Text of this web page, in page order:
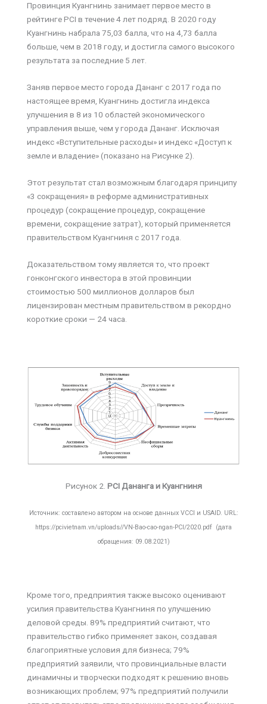
Провинция Куангнинь занимает первое место в
рейтинге PCI в течение 4 лет подряд. В 2020 году
Куангнинь набрала 75,03 балла, что на 4,73 балла
больше, чем в 2018 году, и достигла самого высокого
результата за последние 5 лет.
Заняв первое место города Дананг с 2017 года по
настоящее время, Куангнинь достигла индекса
улучшения в 8 из 10 областей экономического
управления выше, чем у города Дананг. Исключая
индекс «Вступительные расходы» и индекс «Доступ к
земле и владение» (показано на Рисунке 2).
Этот результат стал возможным благодаря принципу
«3 сокращения» в реформе административных
процедур (сокращение процедур, сокращение
времени, сокращение затрат), который применяется
правительством Куангниня с 2017 года.
Доказательством тому является то, что проект
гонконгского инвестора в этой провинции
стоимостью 500 миллионов долларов был
лицензирован местным правительством в рекордно
короткие сроки — 24 часа.
Рисунок 2. PCI Дананга и Куангниня
Источник: составлено автором на основе данных VCCI и USAID. URL:
https://pcivietnam.vn/uploads//VN-Bao-cao-ngan-PCI/2020.pdf (дата
обращения: 09.08.2021)
Кроме того, предприятия также высоко оценивают
усилия правительства Куангниня по улучшению
деловой среды. 89% предприятий считают, что
правительство гибко применяет закон, создавая
благоприятные условия для бизнеса; 79%
предприятий заявили, что провинциальные власти
динамичны и творчески подходят к решению вновь
возникающих проблем; 97% предприятий получили